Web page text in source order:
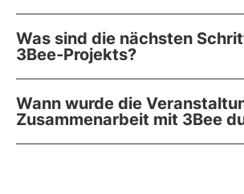
Was sind die nächsten
3Bee-Projekts?
Wann wurde die
Zusammenarbeit mit 3Bee